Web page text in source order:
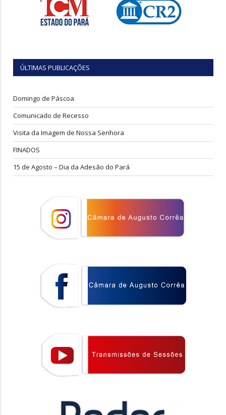
ÚLTIMAS PUBLICAÇÕES
Domingo de Páscoa
Comunicado de Recesso
Visita da Imagem de Nossa Senhora
FINADOS
15 de Agosto – Dia da Adesão do Pará